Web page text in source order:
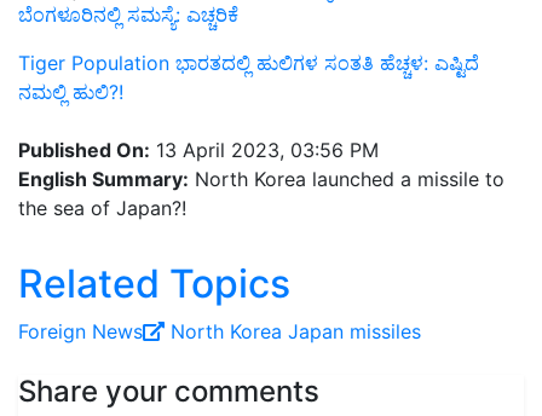
ಬೆಂಗಳೂರಿನಲ್ಲಿ ಸಮಸ್ಯೆ: ಎಚ್ಚರಿಕೆ
Tiger Population ಭಾರತದಲ್ಲಿ ಹುಲಿಗಳ ಸಂತತಿ ಹೆಚ್ಚಳ: ಎಷ್ಟಿದೆ
ನಮಲ್ಲಿ ಹುಲಿ?!
Published On: 13 April 2023, 03:56 PM
English Summary: North Korea launched a missile to
the sea of Japan?!
Related Topics
Foreign News North Korea Japan missiles
Share your comments